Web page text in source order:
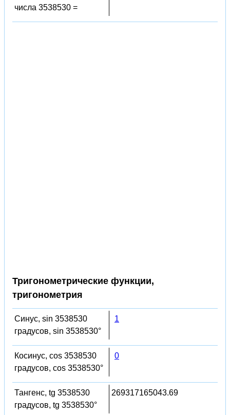
числа 3538530 =
Тригонометрические функции,
тригонометрия
Синус, sin 3538530
градусов, sin 3538530°
1
Косинус, cos 3538530
градусов, cos 3538530°
0
Тангенс, tg 3538530
градусов, tg 3538530°
269317165043.69